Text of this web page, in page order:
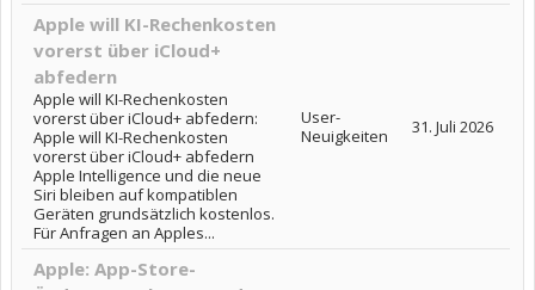
Apple will KI-Rechenkosten
vorerst über iCloud+
abfedern
Apple will KI-Rechenkosten
vorerst über iCloud+ abfedern:
Apple will KI-Rechenkosten
vorerst über iCloud+ abfedern
Apple Intelligence und die neue
Siri bleiben auf kompatiblen
Geräten grundsätzlich kostenlos.
Für Anfragen an Apples...
User-
Neuigkeiten
31. Juli 2026
Apple: App-Store-